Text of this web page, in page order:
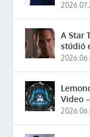
A Star
stúdió
Video